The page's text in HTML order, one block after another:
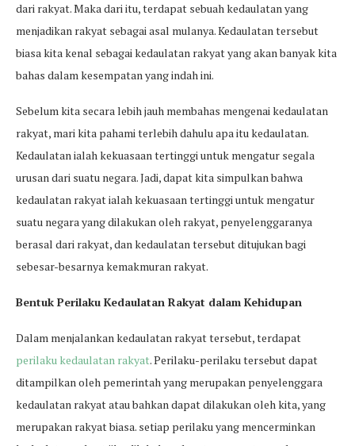
dari rakyat. Maka dari itu, terdapat sebuah kedaulatan yang
menjadikan rakyat sebagai asal mulanya. Kedaulatan tersebut
biasa kita kenal sebagai kedaulatan rakyat yang akan banyak kita
bahas dalam kesempatan yang indah ini.
Sebelum kita secara lebih jauh membahas mengenai kedaulatan
rakyat, mari kita pahami terlebih dahulu apa itu kedaulatan.
Kedaulatan ialah kekuasaan tertinggi untuk mengatur segala
urusan dari suatu negara. Jadi, dapat kita simpulkan bahwa
kedaulatan rakyat ialah kekuasaan tertinggi untuk mengatur
suatu negara yang dilakukan oleh rakyat, penyelenggaranya
berasal dari rakyat, dan kedaulatan tersebut ditujukan bagi
sebesar-besarnya kemakmuran rakyat.
Bentuk Perilaku Kedaulatan Rakyat dalam Kehidupan
Dalam menjalankan kedaulatan rakyat tersebut, terdapat
perilaku kedaulatan rakyat. Perilaku-perilaku tersebut dapat
ditampilkan oleh pemerintah yang merupakan penyelenggara
kedaulatan rakyat atau bahkan dapat dilakukan oleh kita, yang
merupakan rakyat biasa. setiap perilaku yang mencerminkan